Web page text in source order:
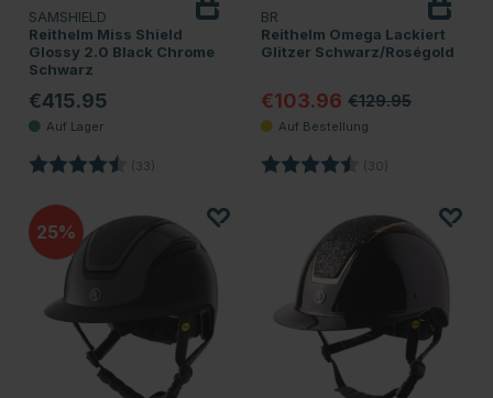
SAMSHIELD
Reithelm Miss Shield
Glossy 2.0 Black Chrome
Schwarz
€415.95
Bewertung: (33) 4.8 von 5 Sternen
BR
Reithelm Omega Lackiert
Glitzer Schwarz/Roségold
€103.96 €129.95
Bewertung: (30)
25